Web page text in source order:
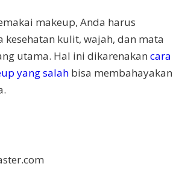
makeup, Anda harus
kesehatan kulit, wajah, dan mata
utama. Hal ini dikarenakan cara
yang salah bisa membahayakan